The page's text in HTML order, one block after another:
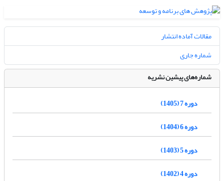
مقالات آماده انتشار
شماره جاری
شماره‌های پیشین نشریه
دوره 7 (1405)
دوره 6 (1404)
دوره 5 (1403)
دوره 4 (1402)